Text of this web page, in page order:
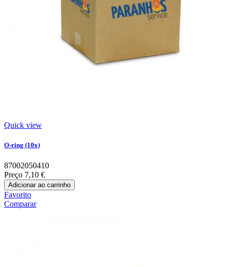
Quick view
O-ring (10x)
87002050410
Preço 7,10 €
Adicionar ao carrinho
Favorito
Comparar